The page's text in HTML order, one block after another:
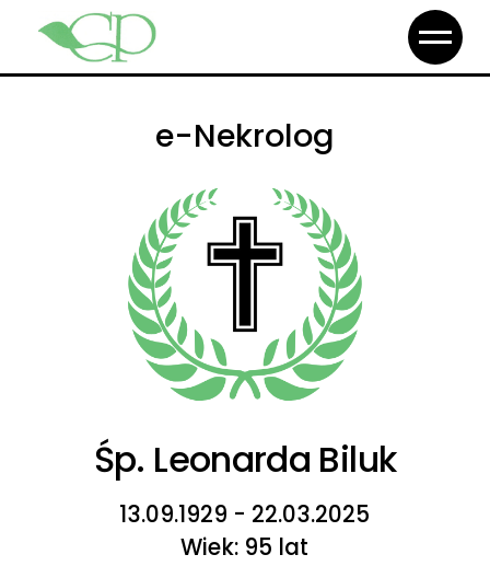
e-Nekrolog
Śp. Leonarda Biluk
13.09.1929 - 22.03.2025
Wiek: 95 lat